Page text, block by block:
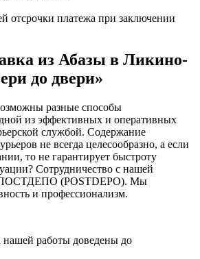
отсрочки платежа при заключении
из Абазы в Ликино-
до двери»
разные способы
из эффективных и оперативных
службой. Содержание
не всегда целесообразно, а если
то не гарантирует быстроту
Сотрудничество с нашей
ПОСТДЕПО (POSTDEPO). Мы
и профессионализм.
нашей работы доведены до